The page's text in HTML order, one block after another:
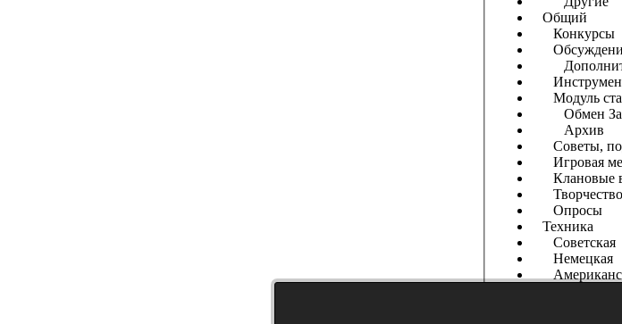
Общий
Конкурсы
Модуль
Обмен
Архив
Советы,
Игровая
Клановые
Творчество
Опросы
Техника
Советская
Немецкая